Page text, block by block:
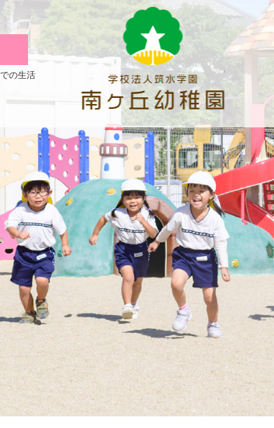
園
の
紹
介
|
学
校
法
人
筑
水
学
園
の生活